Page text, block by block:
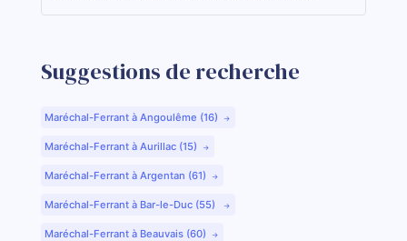
Suggestions de recherche
Maréchal-Ferrant à Angoulême (16)
Maréchal-Ferrant à Aurillac (15)
Maréchal-Ferrant à Argentan (61)
Maréchal-Ferrant à Bar-le-Duc (55)
Maréchal-Ferrant à Beauvais (60)